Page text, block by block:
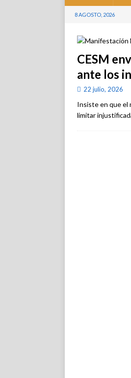
8 AGOSTO, 2026
CESM
ante los
22 julio, 2026
Insiste en que el
limitar